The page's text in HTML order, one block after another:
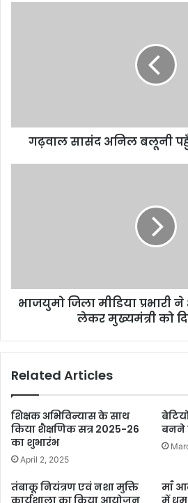
गढ़वाल सासंद अनिल बलूनी
भाजयुमो जिला मीडिया प्रभारी
लेकर मुख्यमंत्री को
Related Articles
शिक्षक अभिविन्यास के साथ
किया शैक्षणिक सत्र 2025-26
का शुभारंभ
April 2, 2025
बनने
तंबाकू नियंत्रण एवं नशा मुक्ति
कार्यशाला का किया आयोजन
माँ
में